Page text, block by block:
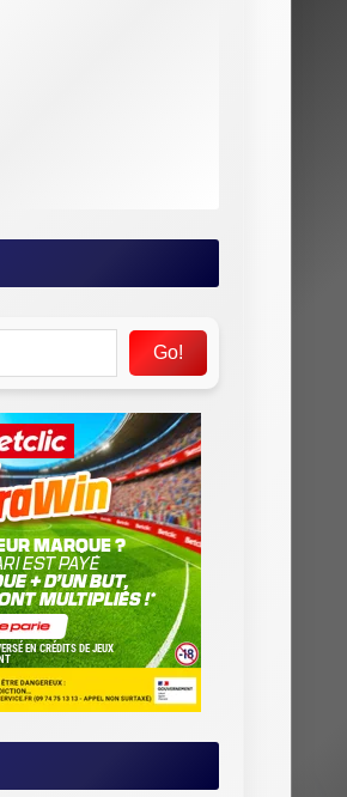
Go!